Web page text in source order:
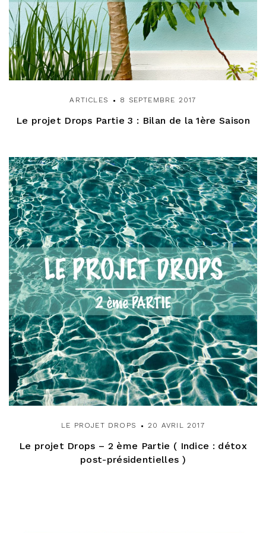
e
ARTICLES 8 SEPTEMBRE 2017
Le projet Drops Partie 3 : Bilan de la 1ère Saison
LE PROJET DROPS 20 AVRIL 2017
Le projet Drops – 2 ème Partie ( Indice : détox
post-présidentielles )